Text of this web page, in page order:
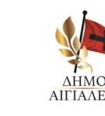
ΣΥΝΕΔΡΙΑΣΗΣ
15.10.2025